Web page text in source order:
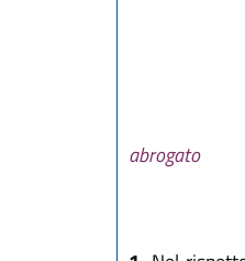
abrogato